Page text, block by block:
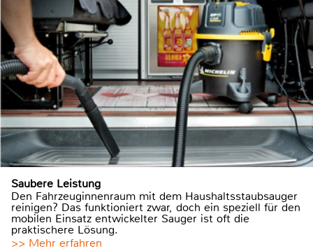
Saubere Leistung
Den Fahrzeuginnenraum mit dem Haushaltsstaubsauger
reinigen? Das funktioniert zwar, doch ein speziell für den
mobilen Einsatz entwickelter Sauger ist oft die
praktischere Lösung.
>> Mehr erfahren